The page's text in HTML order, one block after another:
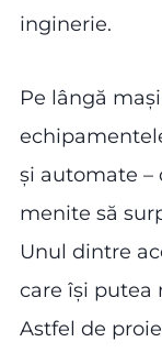
inginerie.
Pe lângă
și automate –
menite să
Unul dintre
care își putea
Astfel de